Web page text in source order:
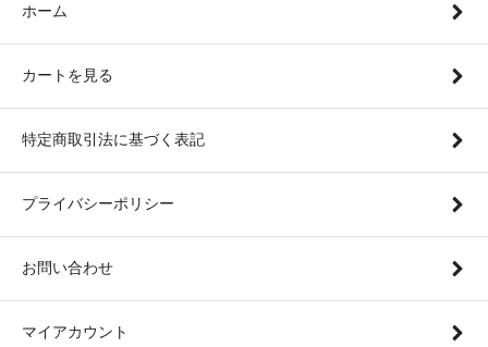
ホーム
カートを見る
特定商取引法に基づく表記
プライバシーポリシー
お問い合わせ
マイアカウント